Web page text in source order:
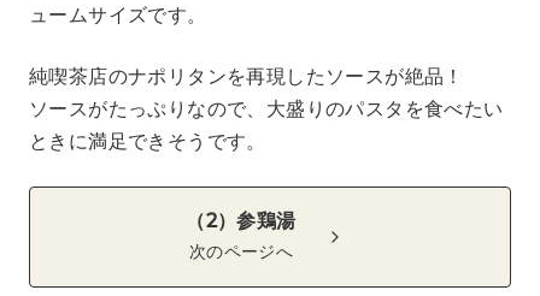
ュームサイズです。
純喫茶店のナポリタンを再現したソースが絶品！
ソースがたっぷりなので、大盛りのパスタを食べたい
ときに満足できそうです。
（2）参鶏湯
次のページへ